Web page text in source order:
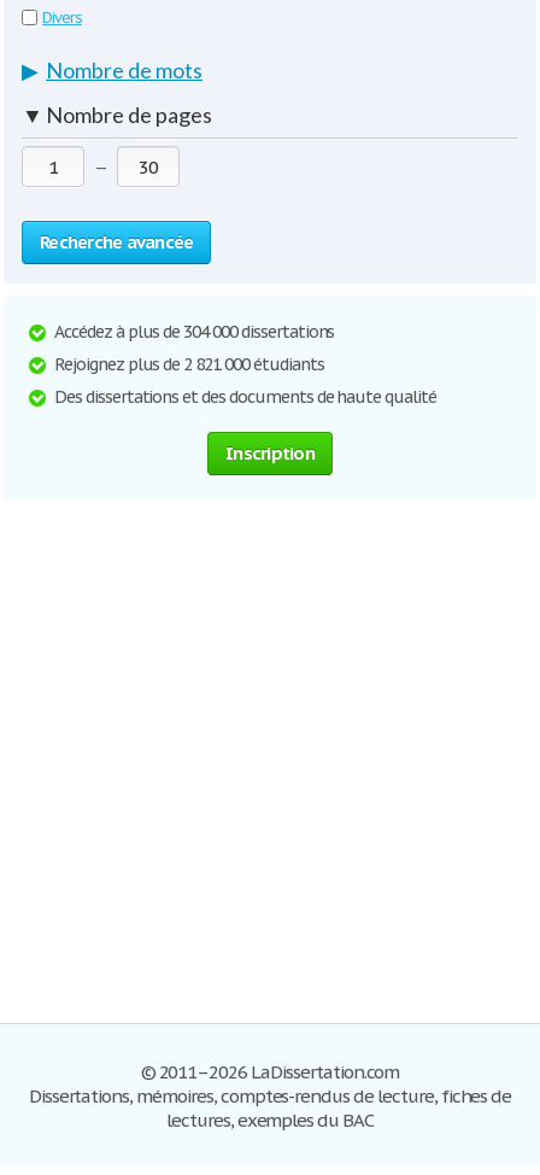
Divers
▶ Nombre de mots
▼ Nombre de pages
—
Recherche avancée
Accédez à plus de 304 000 dissertations
Rejoignez plus de 2 821 000 étudiants
Des dissertations et des documents de haute qualité
Inscription
© 2011–2026 LaDissertation.com
Dissertations, mémoires, comptes-rendus de lecture, fiches de
lectures, exemples du BAC